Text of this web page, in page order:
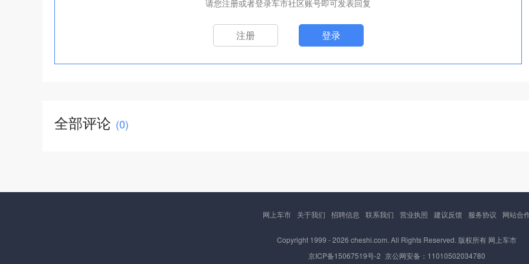
请您注册或者登录车市社区账号即可发表回复
注册 登录
全部评论 (0)
网上车市 关于我们 招聘信息 联系我们 营业执照 建议反馈 服务协议 网站合
Copyright 1999 -2026 cheshi.com. All Rights Reserved. 版权所有 网上车市
京ICP备15067519号-2 京公网安备：11010502034780